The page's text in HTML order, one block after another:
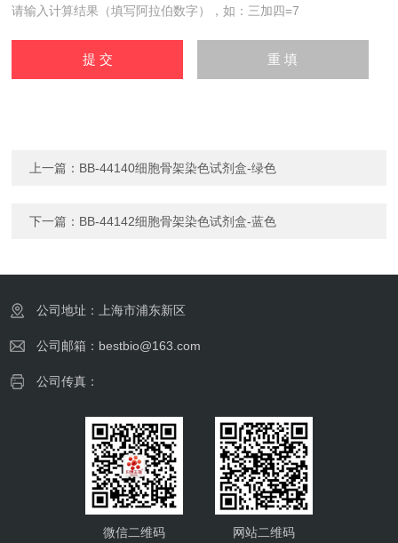
请输入计算结果（填写阿拉伯数字），如：三加四=7
上一篇： BB-44140细胞骨架染色试剂盒-绿色
下一篇： BB-44142细胞骨架染色试剂盒-蓝色
公司地址：上海市浦东新区
公司邮箱：bestbio@163.com
公司传真：
微信二维码 网站二维码